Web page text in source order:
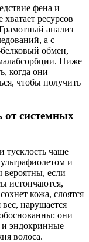
фена и
ресурсов
анализ
а с
обмен,
Ниже
когда они
чтобы получить
системных
тусклость чаще
и
если
истончаются,
кожа, слоятся
нарушается
они
эндокринные
волоса.